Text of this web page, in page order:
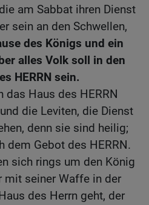
am Sabbat ihren Dienst
sein an den Schwellen,
des Königs und ein
alles Volk soll in den
HERRN sein.
das Haus des HERRN
die Leviten, die Dienst
denn sie sind heilig;
dem Gebot des HERRN.
sich rings um den König
mit seiner Waffe in der
des Herrn geht, der